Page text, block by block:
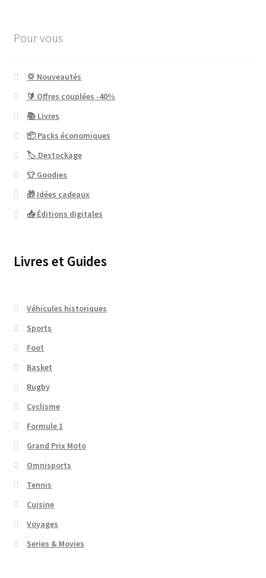
Pour vous
💢 Nouveautés
🔰 Offres couplées -40%
📚 Livres
📦 Packs économiques
🏷 Destockage
👕 Goodies
🎁 Idées cadeaux
📥 Éditions digitales
Livres et Guides
Véhicules historiques
Sports
Foot
Basket
Rugby
Cyclisme
Formule 1
Grand Prix Moto
Omnisports
Tennis
Cuisine
Voyages
Series & Movies